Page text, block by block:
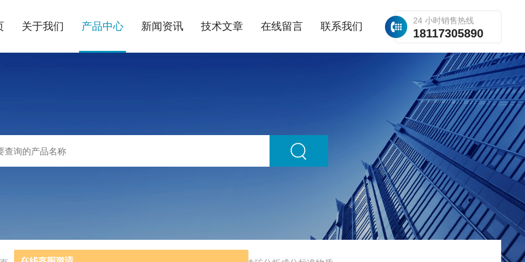
24 小时销售热线
18117305890
关于我们 产品中心 新闻资讯 技术文章 在线留言 联系我们